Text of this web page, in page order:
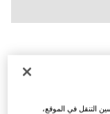
التنقل في الموقع،